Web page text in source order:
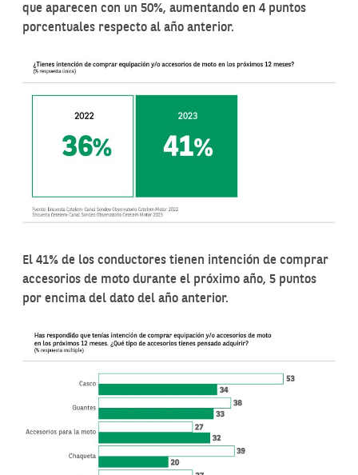
que aparecen con un 50%, aumentando en 4 puntos
porcentuales respecto al año anterior.
El 41% de los conductores tienen intención de comprar
accesorios de moto durante el próximo año, 5 puntos
por encima del dato del año anterior.